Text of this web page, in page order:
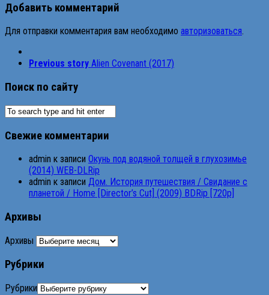
Добавить комментарий
Для отправки комментария вам необходимо авторизоваться.
Previous story Alien Covenant (2017)
Поиск по сайту
Свежие комментарии
admin к записи Окунь под водяной толщей в глухозимье
(2014) WEB-DLRip
admin к записи Дом. История путешествия / Свидание с
планетой / Home [Director’s Cut] (2009) BDRip [720p]
Архивы
Архивы
Рубрики
Рубрики